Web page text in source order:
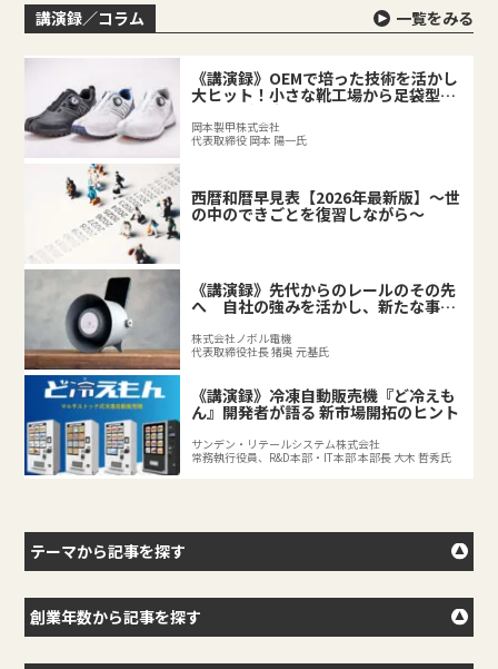
講演録／コラム 一覧をみる
《講演録》OEMで培った技術を活かし
大ヒット！小さな靴工場から足袋型シ
ューズが誕生するまで
岡本製甲株式会社
代表取締役 岡本 陽一氏
西暦和暦早見表【2026年最新版】～世
の中のできごとを復習しながら～
《講演録》先代からのレールのその先
へ 自社の強みを活かし、新たな事業
株式会社ノボル電機
代表取締役社長 猪奥 元基氏
《講演録》冷凍自動販売機『ど冷えも
ん』開発者が語る 新市場開拓のヒント
サンデン・リテールシステム株式会社
常務執行役員、R&D本部・IT本部 本部長 大木 哲秀氏
テーマから記事を探す
創業年数から記事を探す